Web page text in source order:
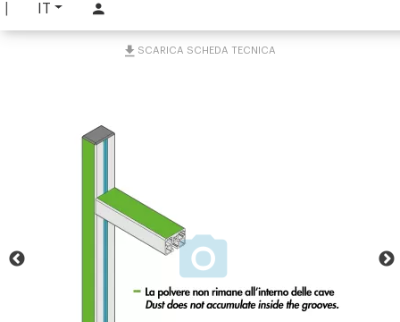
IT
SCARICA SCHEDA TECNICA